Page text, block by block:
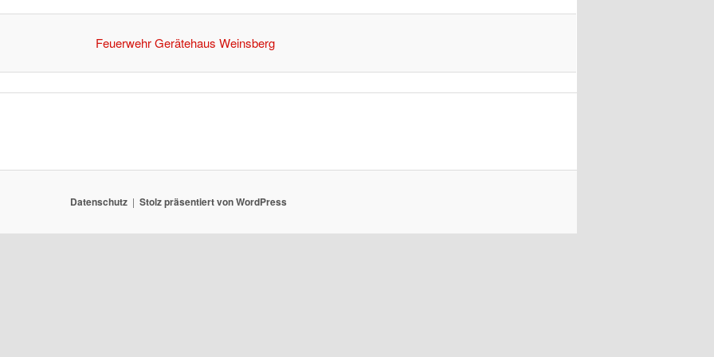
Datenschutz Stolz präsentiert von WordPress